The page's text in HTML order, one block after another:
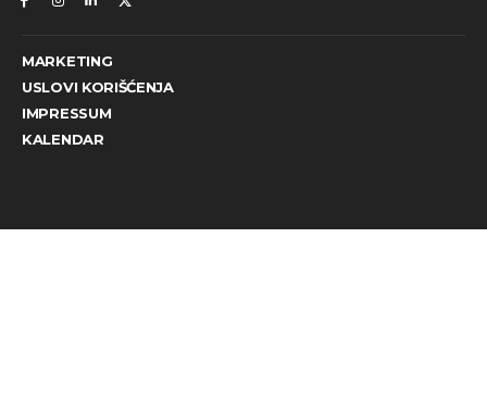
MARKETING
USLOVI KORIŠĆENJA
IMPRESSUM
KALENDAR